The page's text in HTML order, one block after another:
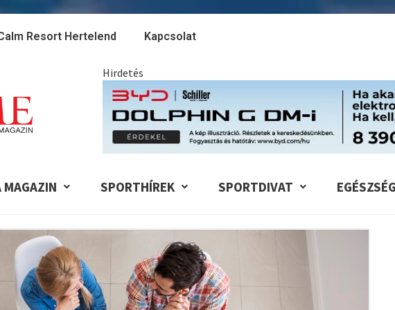
Resort Hertelend Kapcsolat
Hirdetés
MAGAZIN SPORTHÍREK SPORTDIVAT EGÉSZSÉG